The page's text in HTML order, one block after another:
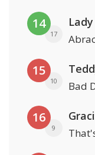
14
17
15
10 Bad
16
9